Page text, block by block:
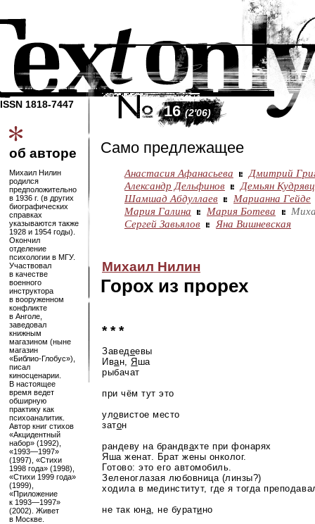
ISSN 1818-7447
об авторе
Михаил Нилин
родился
предположительно
в 1936 г. (в других
биографических
справках
указываются также
1928 и 1954 годы).
Окончил
отделение
психологии в МГУ.
Участвовал
в качестве
военного
инструктора
в вооруженном
конфликте
в Анголе,
заведовал
книжным
магазином (ныне
магазин
«Библио-Глобус»),
писал
киносценарии.
В настоящее
время ведет
обширную
практику как
психоаналитик.
Автор книг стихов
«Акцидентный
набор» (1992),
«1993—1997»
(1997), «Стихи
1998 года» (1998),
«Стихи 1999 года»
(1999),
«Приложение
к 1993—1997»
(2002). Живет
в Москве.
16(2'06)
Само предлежащее
Анастасия Афанасьева
Дмитрий
Александр Дельфинов
Демьян
Шамшад Абдуллаев
Марианна Гейде
Мария Галина
Мария Ботева
Сергей Завьялов
Яна Вишневская
Михаил Нилин
Горох из прорех
* * *
Заведеевы
Иван, Яша
рыбачат
при чём тут это
уловистое место
затон
рандеву на брандвахте при фонарях
Яша женат. Брат жены онколог.
Готово: это его автомобиль.
Зеленоглазая любовница (линзы?)
ходила в мединститут, где я тогда
не так юна , не буратино